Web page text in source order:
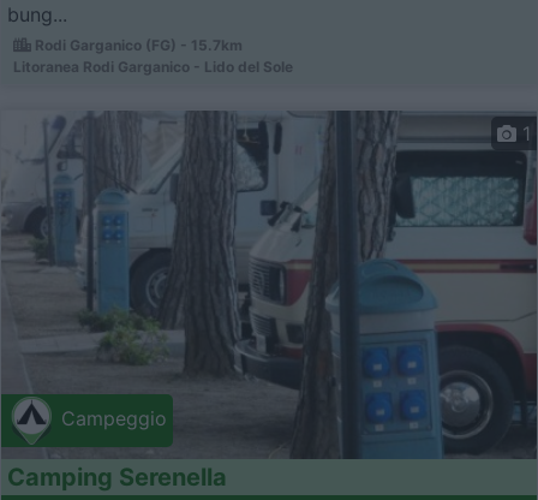
bung...
Rodi Garganico (FG) - 15.7km
Litoranea Rodi Garganico - Lido del Sole
Campeggio
1
Camping Serenella